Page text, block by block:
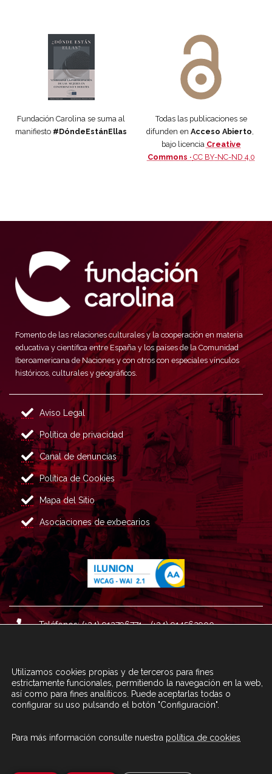
Fundación Carolina se suma al
manifiesto #DóndeEstánEllas
Todas las publicaciones se
difunden en Acceso Abierto,
bajo licencia Creative
Commons · CC BY-NC-ND 4.0
Fomento de las relaciones culturales y la cooperación en materia
educativa y científica entre España y los países de la Comunidad
Iberoamericana de Naciones y con otros con especiales vínculos
históricos, culturales y geográficos.
Aviso Legal
Política de privacidad
Canal de denuncias
Política de Cookies
Mapa del Sitio
Asociaciones de exbecarios
Teléfonos: (+34) 913796771 - (+34) 914562900
Correo : informacion@fundacioncarolina.es
CONTACTA CON FCA TRAVÉS DEL
Utilizamos cookies propias y de terceros para fines
estrictamente funcionales, permitiendo la navegación en la web,
así como para fines analíticos. Puede aceptarlas todas o
configurar su uso pulsando el botón "Configuración".
Para más información consulte nuestra política de cookies